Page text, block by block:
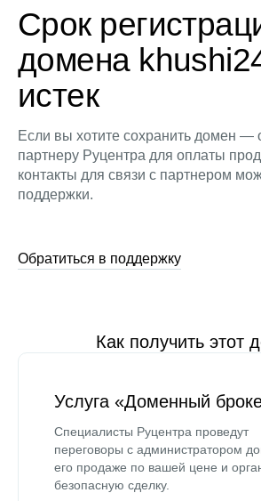
Срок
домена
истек
Если вы хотите сохранить домен —
партнеру Руцентра для оплаты
контакты для связи с партнером
поддержки.
Обратиться в поддержку
Как получить этот
Услуга «Доменный
Специалисты Руцентра проведут
переговоры с администратором
его продаже по вашей цене и
безопасную сделку.